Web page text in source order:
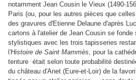
notamment Jean Cousin le Vieux (1490-
Paris (ou, pour les autres pièces que
des gravures d'Etienne Delaune d'après
cartons à l'atelier de Jean Cousin se fonde
stylistiques avec les trois tapisseries
'Histoire de Saint Mammès, pour la
tenture était selon toute probabilité
du château d'Anet (Eure-et-Loir) de la